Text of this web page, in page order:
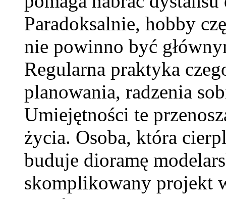
Paradoksalnie, hobby
nie powinno być
Regularna praktyka
planowania, radzenia
Umiejętności te
życia. Osoba, która
buduje dioramę
skomplikowany projekt